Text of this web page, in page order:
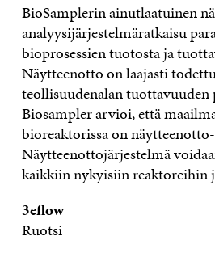
BioSamplerin ainutlaatuinen
analyysijärjestelmäratkaisu
bioprosessien tuotosta ja
Näytteenotto on laajasti
teollisuudenalan tuottavuuden
Biosampler arvioi, että
bioreaktorissa on
Näytteenottojärjestelmä
kaikkiin nykyisiin reaktoreihin
3eflow
Ruotsi